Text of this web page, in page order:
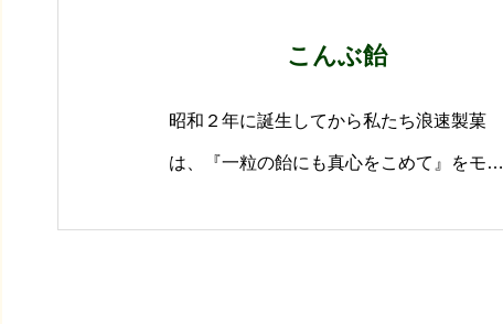
こんぶ飴
昭和２年に誕生してから私たち浪速製菓
は、『一粒の飴にも真心をこめて』をモッ